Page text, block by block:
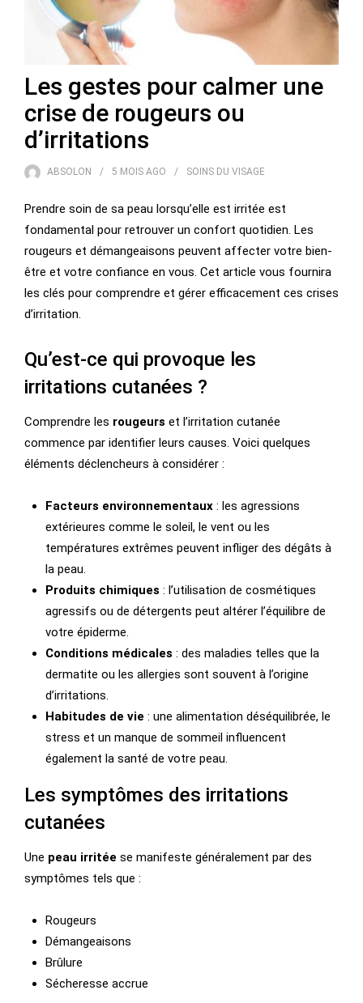
Les gestes pour calmer une
crise de rougeurs ou
d’irritations
ABSOLON 5 MOIS AGO SOINS DU VISAGE
Prendre soin de sa peau lorsqu’elle est irritée est
fondamental pour retrouver un confort quotidien. Les
rougeurs et démangeaisons peuvent affecter votre bien-
être et votre confiance en vous. Cet article vous fournira
les clés pour comprendre et gérer efficacement ces crises
d’irritation.
Qu’est-ce qui provoque les
irritations cutanées ?
Comprendre les rougeurs et l’irritation cutanée
commence par identifier leurs causes. Voici quelques
éléments déclencheurs à considérer :
Facteurs environnementaux : les agressions
extérieures comme le soleil, le vent ou les
températures extrêmes peuvent infliger des dégâts à
la peau.
Produits chimiques : l’utilisation de cosmétiques
agressifs ou de détergents peut altérer l’équilibre de
votre épiderme.
Conditions médicales : des maladies telles que la
dermatite ou les allergies sont souvent à l’origine
d’irritations.
Habitudes de vie : une alimentation déséquilibrée, le
stress et un manque de sommeil influencent
également la santé de votre peau.
Les symptômes des irritations
cutanées
Une peau irritée se manifeste généralement par des
symptômes tels que :
Rougeurs
Démangeaisons
Brûlure
Sécheresse accrue